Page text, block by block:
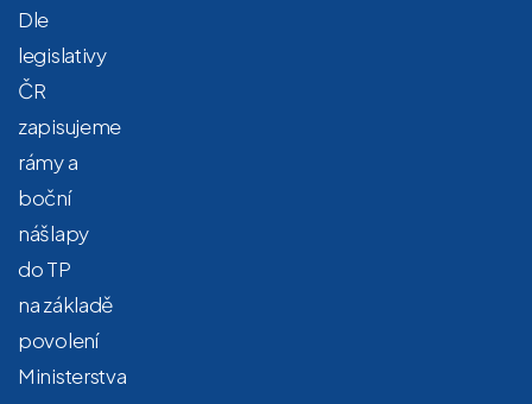
Dle
legislativy
ČR
zapisujeme
rámy a
boční
nášlapy
do TP
na základě
povolení
Ministerstva